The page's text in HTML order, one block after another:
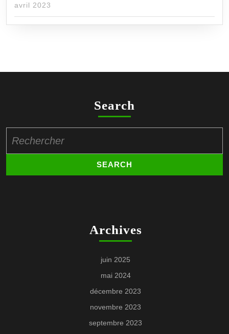
avril 2023
Search
for:
Archives
juin 2025
mai 2024
décembre 2023
novembre 2023
septembre 2023